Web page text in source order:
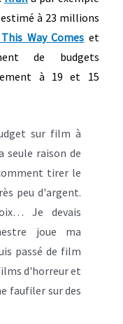
à 23 millions
Way Comes et
de budgets
à 19 et 15
sur film à
seule raison de
tirer le
peu d'argent.
Je devais
joue ma
passé de film
d'horreur et
faufiler sur des